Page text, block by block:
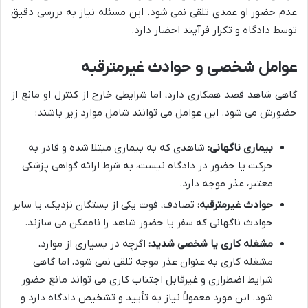
عدم حضور او عمدی تلقی نمی شود. این مسئله نیاز به بررسی دقیق
توسط دادگاه و تکرار فرآیند احضار دارد.
عوامل شخصی و حوادث غیرمترقبه
گاهی شاهد قصد همکاری دارد، اما شرایطی خارج از کنترل او مانع از
حضورش می شود. این عوامل می توانند شامل موارد زیر باشند:
بیماری ناگهانی: شاهدی که به بیماری مبتلا شده و قادر به
حرکت یا حضور در دادگاه نیست، به شرط ارائه گواهی پزشکی
معتبر، عذر موجه دارد.
حوادث غیرمترقبه: تصادف، فوت یکی از بستگان نزدیک، یا سایر
حوادث ناگهانی که سفر یا حضور شاهد را ناممکن می سازند.
مشغله کاری یا شخصی شدید: اگرچه در بسیاری از موارد،
مشغله کاری به عنوان عذر موجه تلقی نمی شود، اما گاهی
شرایط اضطراری و غیرقابل اجتناب کاری می تواند مانع حضور
شود. این مورد معمولاً نیاز به تأیید و تشخیص دادگاه دارد و